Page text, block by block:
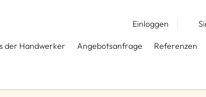
Einloggen
der Handwerker Angebotsanfrage Referenzen